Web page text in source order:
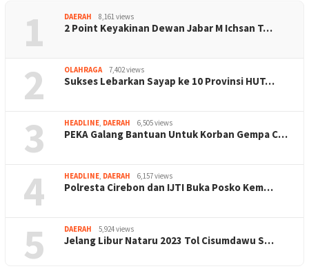
1 DAERAH 8,161 views
2 Point Keyakinan Dewan Jabar M Ichsan T…
2 OLAHRAGA 7,402 views
Sukses Lebarkan Sayap ke 10 Provinsi HUT…
3 HEADLINE, DAERAH 6,505 views
PEKA Galang Bantuan Untuk Korban Gempa C…
4 HEADLINE, DAERAH 6,157 views
Polresta Cirebon dan IJTI Buka Posko Kem…
5 DAERAH 5,924 views
Jelang Libur Nataru 2023 Tol Cisumdawu S…